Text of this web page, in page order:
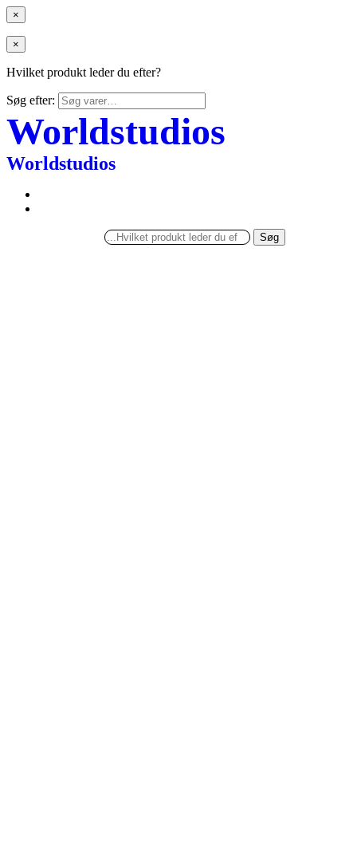
×
×
Hvilket produkt leder du efter?
Søg efter:
Worldstudios
Worldstudios
Søg